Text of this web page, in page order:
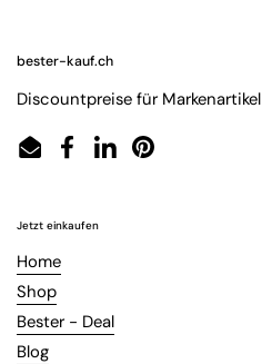
bester-kauf.ch
Discountpreise für Markenartikel
EmailFacebook
LinkedInPinterest
Jetzt einkaufen
Home
Shop
Bester - Deal
Blog